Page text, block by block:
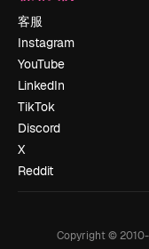
客服
Instagram
YouTube
LinkedIn
TikTok
Discord
X
Reddit
Copyright © 2010-